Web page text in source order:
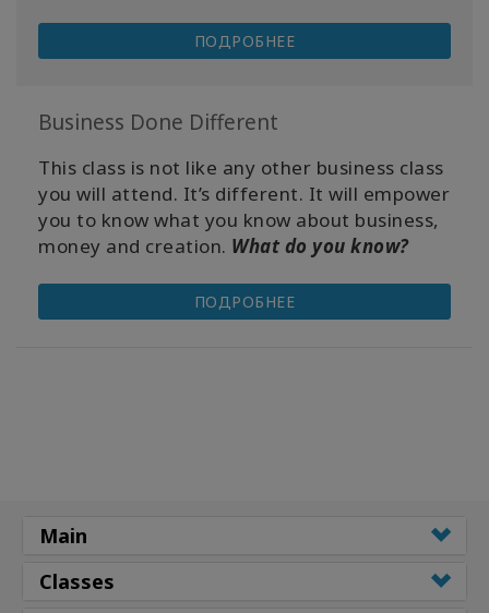
ПОДРОБНЕЕ
Business Done Different
This class is not like any other business class
you will attend. It’s different. It will empower
you to know what you know about business,
money and creation. What do you know?
ПОДРОБНЕЕ
Main
Classes